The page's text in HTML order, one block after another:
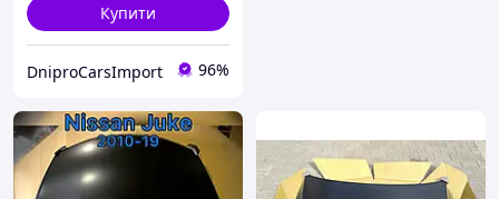
Купити
DniproCarsImport 96%